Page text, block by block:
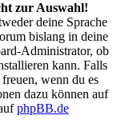
zur Auswahl!
deine Sprache
bislang in deine
Administrator, ob
kann. Falls
wenn du es
dazu können auf
phpBB.de